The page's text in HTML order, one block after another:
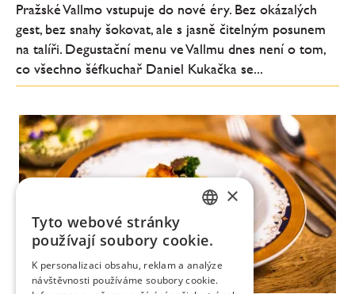
Pražské Vallmo vstupuje do nové éry. Bez okázalých
gest, bez snahy šokovat, ale s jasně čitelným posunem
na talíři. Degustační menu ve Vallmu dnes není o tom,
co všechno šéfkuchař Daniel Kukačka se...
ENGLISH
×
Tyto webové stránky
používají soubory cookie.
K personalizaci obsahu, reklam a analýze
návštěvnosti používáme soubory cookie.